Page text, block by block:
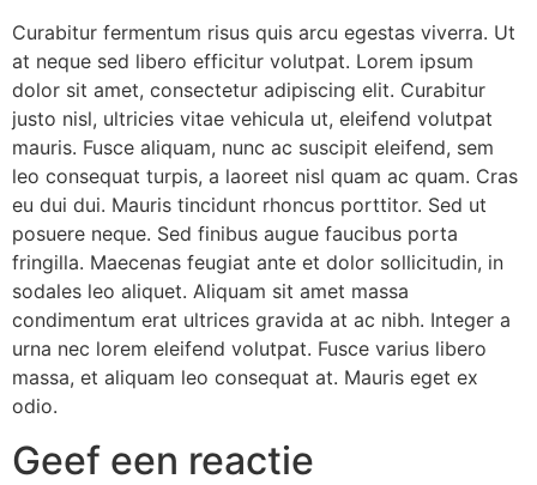
Curabitur fermentum risus quis arcu egestas viverra. Ut
at neque sed libero efficitur volutpat. Lorem ipsum
dolor sit amet, consectetur adipiscing elit. Curabitur
justo nisl, ultricies vitae vehicula ut, eleifend volutpat
mauris. Fusce aliquam, nunc ac suscipit eleifend, sem
leo consequat turpis, a laoreet nisl quam ac quam. Cras
eu dui dui. Mauris tincidunt rhoncus porttitor. Sed ut
posuere neque. Sed finibus augue faucibus porta
fringilla. Maecenas feugiat ante et dolor sollicitudin, in
sodales leo aliquet. Aliquam sit amet massa
condimentum erat ultrices gravida at ac nibh. Integer a
urna nec lorem eleifend volutpat. Fusce varius libero
massa, et aliquam leo consequat at. Mauris eget ex
odio.
Geef een reactie